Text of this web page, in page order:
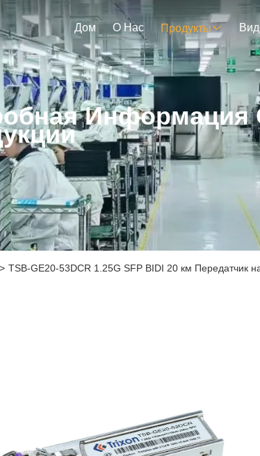
Дом О Нас Продукты
Информация
> TSB-GE20-53DCR 1.25G SFP BIDI 20 км Передатчик